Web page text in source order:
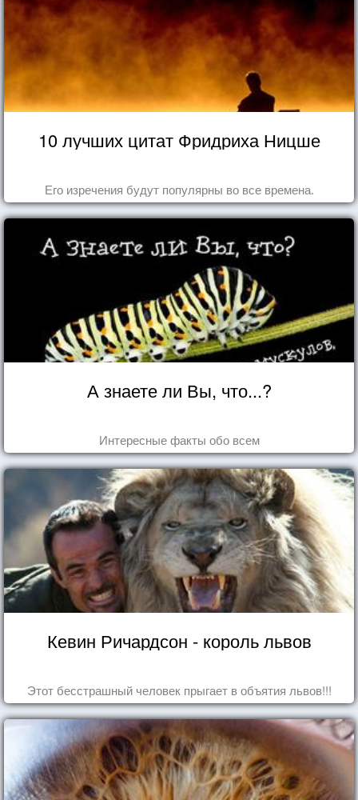
10 лучших цитат Фридриха Ницше
Его изречения будут популярны во все времена.
А знаете ли Вы, что...?
Интересные факты обо всем
Кевин Ричардсон - король львов
Этот бесстрашный человек прыгает в объятия львов!!!